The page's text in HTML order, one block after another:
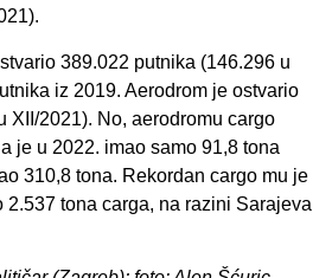
389.022 putnika (146.296 u
iz 2019. Aerodrom je ostvario
XII/2021). No, aerodromu cargo
je u 2022. imao samo 91,8 tona
310,8 tona. Rekordan cargo mu je
2.537 tona carga, na razini Sarajeva